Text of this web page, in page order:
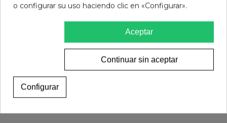
ESPONJA KONJAC CON
Pharma Woo oow
2,95 €
SEBIUM GEL EXFOLIANTE
100 ML BIODERMA
14,95 €
Añadir al carrito
o configurar su uso haciendo clic en «Configurar».
Aceptar
Continuar sin aceptar
Configurar